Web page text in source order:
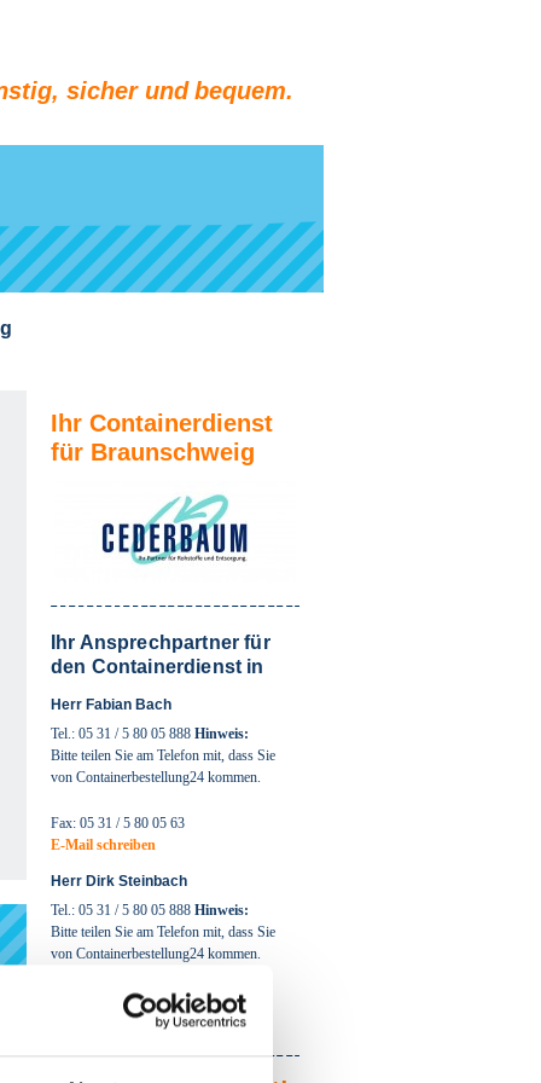
sicher und bequem.
Ihr Containerdienst
für Braunschweig
Ihr Ansprechpartner für
den Containerdienst in
Herr Fabian Bach
Tel.: 05 31 / 5 80 05 888 Hinweis:
Bitte teilen Sie am Telefon mit, dass Sie
von Containerbestellung24 kommen.
Fax: 05 31 / 5 80 05 63
E-Mail schreiben
Herr Dirk Steinbach
Tel.: 05 31 / 5 80 05 888 Hinweis:
Bitte teilen Sie am Telefon mit, dass Sie
von Containerbestellung24 kommen.
Fax: 05 31 / 5 80 05 63
E-Mail schreiben